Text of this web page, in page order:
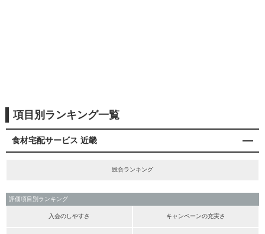
項目別ランキング一覧
食材宅配サービス 近畿
総合ランキング
評価項目別ランキング
入会のしやすさ キャンペーンの充実さ